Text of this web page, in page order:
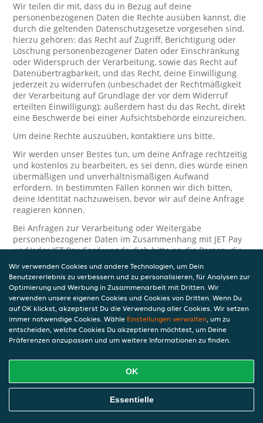
Wir teilen dir mit, dass du in Bezug auf deine
personenbezogenen Daten die Rechte ausüben kannst, die
durch die geltenden Datenschutzgesetze vorgesehen sind,
hierzu gehören: das Recht auf Zugriff, Berichtigung oder
Löschung personenbezogener Daten oder Einschränkung
oder Widerspruch der Verarbeitung, sowie das Recht auf
Datenübertragbarkeit, und das Recht, deine Einwilligung
jederzeit zu widerrufen (unbeschadet der Rechtmäßigkeit
der Verarbeitung auf Grundlage der vor dem Widerruf
erteilten Einwilligung); außerdem hast du das Recht, direkt
eine Beschwerde bei einer Aufsichtsbehörde einzureichen.
Um deine Rechte auszuüben, kontaktiere uns bitte.
Wir werden unser Bestes tun, um deine Anfrage rechtzeitig
und kostenlos zu bearbeiten, es sei denn, dies würde einen
übermäßigen und unverhältnismäßigen Aufwand
erfordern. In bestimmten Fällen können wir dich bitten,
deine Identität nachzuweisen, bevor wir auf deine Anfrage
reagieren können.
Bei Anfragen zur Verarbeitung oder Weitergabe
personenbezogener Daten im Zusammenhang mit JET Pay
und/oder JET Pay Card wende dich bitte an die Person, die
dir das JET Pay-Guthaben gewährt (das kann dein
Arbeitgeber, Geschäftspartner usw. sein). Dies ist
erforderlich, da JET und die Person, die dir das Guthaben
gewährt, eine separate Verantwortung für die Verarbeitung
und den Schutz deiner personenbezogenen Daten haben.
Solltest du weitere Fragen oder Beschwerden in Bezug auf
die Verarbeitung deiner personenbezogenen Daten haben,
kontaktieren wir dich gerne. Wir würden uns auch über
Tipps oder Vorschläge zur Verbesserung unserer Erklärung
Sicherheit
Wir verwenden Cookies und andere Technologien, um Dein
Benutzererlebnis zu verbessern und zu personalisieren, für Analysen zur
Optimierung und Werbung in Zusammenarbeit mit Dritten. Wir
verwenden unsere eigenen Cookies und Cookies von Dritten. Wenn Du
auf OK klickst, akzeptierst Du die Verwendung aller Cookies. Wir setzen
immer notwendige Cookies. Wähle Einstellungen verwalten, um zu
entscheiden, welche Cookies Du akzeptieren möchtest, um Deine
Präferenzen anzupassen und um weitere Informationen zu finden.
OK
Essentielle